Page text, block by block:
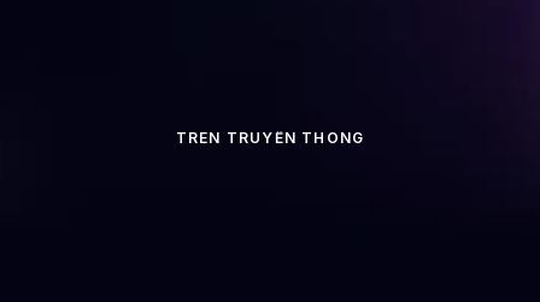
TRÊN TRUYỀN THÔNG